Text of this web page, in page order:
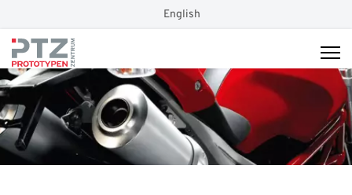
Sprache auswählen
English